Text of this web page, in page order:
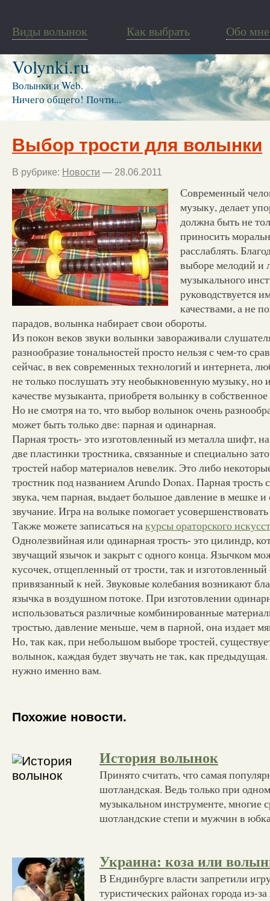
Виды волынок Как выбрать Обо мне
Volynki.ru
Волынки и Web.
Ничего общего! Почти...
Выбор трости для волынки
В рубрике: Новости — 28.06.2011
Современный
музыку, делает
должна быть не
приносить
расслаблять.
выборе мелодий и
музыкального
руководствуется
качествами, а не
парадов, волынка набирает свои обороты.
Из покон веков звуки волынки завораживали
разнообразие тональностей просто нельзя с чем-то
сейчас, в век современных технологий и интернета,
не только послушать эту необыкновенную музыку, но
качестве музыканта, приобретя волынку в
Но не смотря на то, что выбор волынок очень
может быть только две: парная и одинарная.
Парная трость- это изготовленный из металла шифт,
две пластинки тростника, связанные и специально
тростей набор материалов невелик. Это либо
тростник под названием Arundo Donax. Парная трость
звука, чем парная, выдает большое давление в мешке и
звучание. Игра на волыке помогает усовершенствовать
Также можете записаться на курсы ораторского
Однолезвийная или одинарная трость- это цилиндр,
звучащий язычок и закрыт с одного конца. Язычком
кусочек, отщепленный от трости, так и
привязанный к ней. Звуковые колебания возникают
язычка в воздушном потоке. При изготовлении
использоваться различные комбинированные
тростью, давление меньше, чем в парной, она издает
Но, так как, при небольшом выборе тростей,
волынок, каждая будет звучать не так, как
нужно именно вам.
Похожие новости.
История волынок
Принято считать, что самая
шотландская. Ведь только при
музыкальном инструменте, многие
шотландские степи и мужчин в
Украина: коза или
В Ендинбурге власти запретили
туристических районах города из-